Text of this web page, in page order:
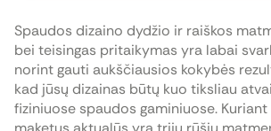
Spaudos dizaino dydžio ir raiškos
bei teisingas pritaikymas yra labai
norint gauti aukščiausios kokybės
kad jūsų dizainas būtų kuo tiksliau
fiziniuose spaudos gaminiuose.